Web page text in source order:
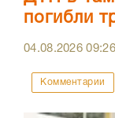
погибли
04.08.202609:26
Комментарии